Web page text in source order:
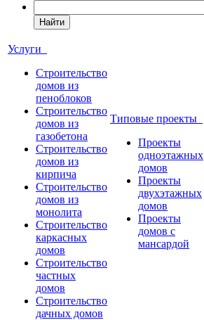
Найти
Услуги
Строительство
домов из
пеноблоков
Строительство
домов из
газобетона
Строительство
домов из
кирпича
Строительство
домов из
монолита
Строительство
каркасных
домов
Строительство
частных
домов
Строительство
дачных домов
Типовые проекты
Проекты
одноэтажных
домов
Проекты
двухэтажных
домов
Проекты
домов с
мансардой